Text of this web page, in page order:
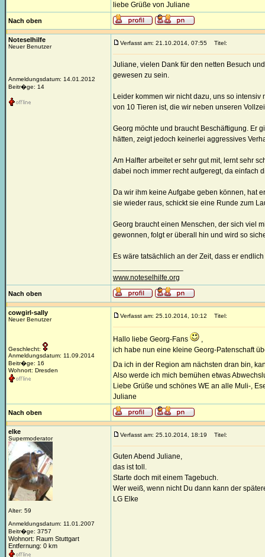
liebe Grüße von Juliane
Nach oben
Noteselhilfe
Neuer Benutzer
Anmeldungsdatum: 14.01.2012
Beitr�ge: 14
Verfasst am: 21.10.2014, 07:55 Titel:
Juliane, vielen Dank für den netten Besuch
gewesen zu sein.
Leider kommen wir nicht dazu, uns so
von 10 Tieren ist, die wir neben unseren
Georg möchte und braucht Beschäftigung. Er
hätten, zeigt jedoch keinerlei aggressives
Am Halfter arbeitet er sehr gut mit, lernt sehr
dabei noch immer recht aufgeregt, da einfach
Da wir ihm keine Aufgabe geben können, hat
sie wieder raus, schickt sie eine Runde zum
Georg braucht einen Menschen, der sich viel
gewonnen, folgt er überall hin und wird so
Es wäre tatsächlich an der Zeit, dass er
www.noteselhilfe.org
Nach oben
cowgirl-sally
Neuer Benutzer
Geschlecht:
Anmeldungsdatum: 11.09.2014
Beitr�ge: 16
Wohnort: Dresden
Verfasst am: 25.10.2014, 10:12 Titel:
Hallo liebe Georg-Fans
,
ich habe nun eine kleine Georg-Patenschaft
Da ich in der Region am nächsten dran bin,
Also werde ich mich bemühen etwas
Liebe Grüße und schönes WE an alle Muli-,
Juliane
Nach oben
elke
Supermoderator
Alter: 59
Anmeldungsdatum: 11.01.2007
Beitr�ge: 3757
Wohnort: Raum Stuttgart
Entfernung: 0 km
Verfasst am: 25.10.2014, 18:19 Titel:
Guten Abend Juliane,
das ist toll.
Starte doch mit einem Tagebuch.
Wer weiß, wenn nicht Du dann kann der
LG Elke